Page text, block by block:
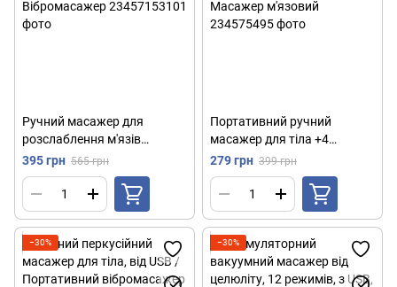
Ручний масажер для
розслаблення м'язів
BR00064, 6 насадок, Синій /
Перкусійний масажер /
Вібромасажер
395 грн 565 грн
Портативний ручний
масажер для тіла +4
насадки, Fascial MG-203 /
Перкусійний масажер /
Масажер м'язовий
279 грн 399 грн
−30% −30%